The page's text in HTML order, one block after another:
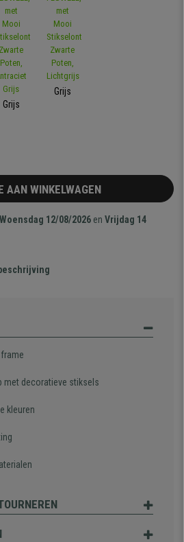
Grijs
Grijs
AAN WINKELWAGEN
Woensdag 12/08/2026 en Vrijdag 14
met decoratieve stiksels
kleuren